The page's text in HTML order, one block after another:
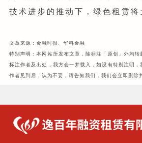
技术进步的推动下，绿色租赁将
文章来源：金融时报、华科金融
特别声明：本网站所发布文章，除标注「原创」外均
标注作者及出处，我方会一并载入，如没有特别注明，
作者见到后，认为不妥，请告知我们，我们会立即删除